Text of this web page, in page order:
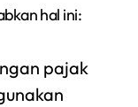
hal ini:
pajak